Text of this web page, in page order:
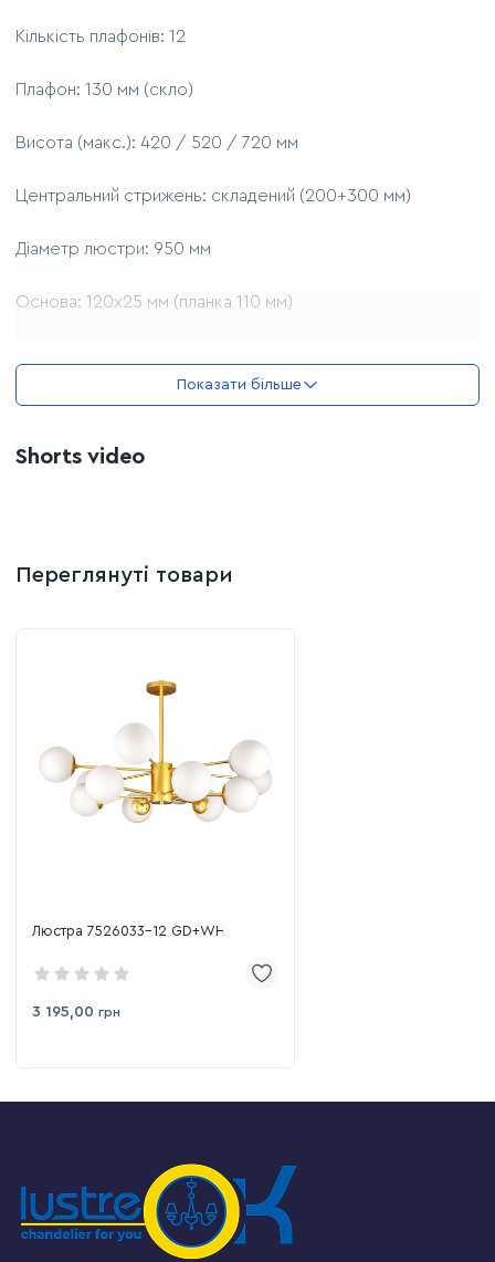
Кількість плафонів: 12
Плафон: 130 мм (скло)
Висота (макс.): 420 / 520 / 720 мм
Центральний стрижень: складений (200+300 мм)
Діаметр люстри: 950 мм
Основа: 120х25 мм (планка 110 мм)
Джерело світла: 12 ламп Е27
Комплектація лампочками: немає
Показати більше
Shorts video
Переглянуті товари
Люстра 7526033-12 GD+WH
3 195,00 грн